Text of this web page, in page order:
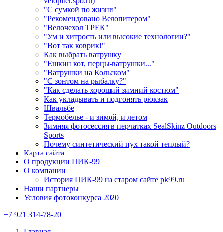
"С сумкой по жизни"
"Рекомендовано Велопитером"
"Велочехол ТРЕК"
"Ум и хитрость или высокие технологии?"
"Вот так коврик!"
Как выбрать ватрушку
"Ешкин кот, перцы-ватрушки..."
"Ватрушки на Кольском"
"С зонтом на рыбалку?"
"Как сделать хороший зимний костюм"
Как укладывать и подгонять рюкзак
Швальбе
Термобелье - и зимой, и летом
Зимняя фотосессия в перчатках SealSkinz Outdoors
Sports
Почему синтетический пух такой теплый?
Карта сайта
О продукции ПИК-99
О компании
История ПИК-99 на старом сайте pk99.ru
Наши партнеры
Условия фотоконкурса 2020
+7 921 314-78-20